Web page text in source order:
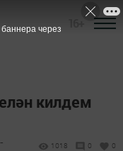
килдем
1018 0 0
через